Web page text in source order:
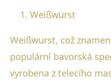
Weißwurst
Weißwurst, což
populární bavorská
vyrobena z telecího